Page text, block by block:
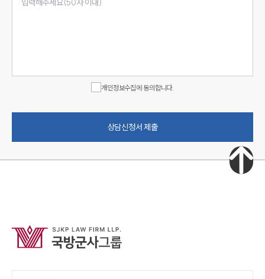
개인정보수집에 동의합니다.
상담신청서 제출